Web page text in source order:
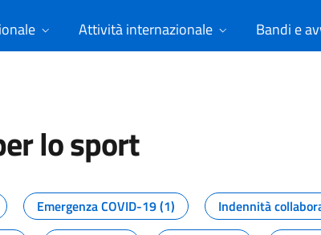
Attività internazionale Bandi e
lo sport
dal Dipartimento per lo
Emergenza COVID-19 (1) Indennità